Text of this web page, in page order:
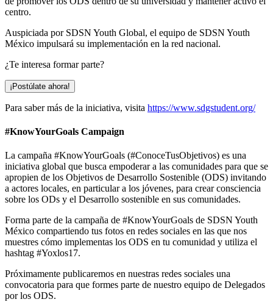
centro.
Auspiciada por SDSN Youth Global, el equipo de SDSN Youth
México impulsará su implementación en la red nacional.
¿Te interesa formar parte?
¡Postúlate ahora!
Para saber más de la iniciativa, visita https://www.sdgstudent.org/
#KnowYourGoals Campaign
La campaña #KnowYourGoals (#ConoceTusObjetivos) es una
iniciativa global que busca empoderar a las comunidades para que se
apropien de los Objetivos de Desarrollo Sostenible (ODS) invitando
a actores locales, en particular a los jóvenes, para crear consciencia
sobre los ODs y el Desarrollo sostenible en sus comunidades.
Forma parte de la campaña de #KnowYourGoals de SDSN Youth
México compartiendo tus fotos en redes sociales en las que nos
muestres cómo implementas los ODS en tu comunidad y utiliza el
hashtag #Yoxlos17.
Próximamente publicaremos en nuestras redes sociales una
convocatoria para que formes parte de nuestro equipo de Delegados
por los ODS.